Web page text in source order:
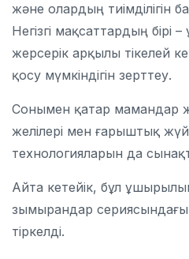
және олардың тиімділігін
Негізгі мақсаттардың бірі
жерсерік арқылы тікелей
қосу мүмкіндігін зерттеу.
Сонымен қатар мамандар
желілері мен ғарыштық
технологияларын да
Айта кетейік, бұл
зымырандар
тіркелді.